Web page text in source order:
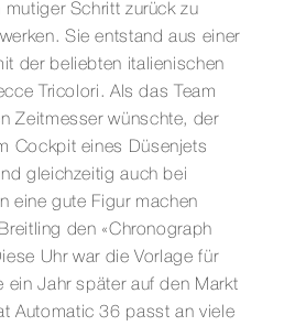
mutiger Schritt zurück zu
Sie entstand aus einer
der beliebten italienischen
Tricolori. Als das Team
Zeitmesser wünschte, der
Cockpit eines Düsenjets
gleichzeitig auch bei
eine gute Figur machen
den «Chronograph
Uhr war die Vorlage für
ein Jahr später auf den Markt
Automatic 36 passt an viele